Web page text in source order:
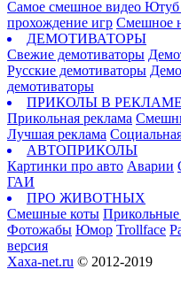
Самое смешное видео Ютуб
прохождение игр Смешное
ДЕМОТИВАТОРЫ
Свежие демотиваторы
Русские демотиваторы
демотиваторы
ПРИКОЛЫ В РЕКЛАМЕ
Прикольная реклама
Лучшая реклама
АВТОПРИКОЛЫ
Картинки про авто Аварии
ГАИ
ПРО ЖИВОТНЫХ
Смешные коты Прикольные
Фотожабы Юмор Trollface
версия
Xaxa-net.ru © 2012-2019